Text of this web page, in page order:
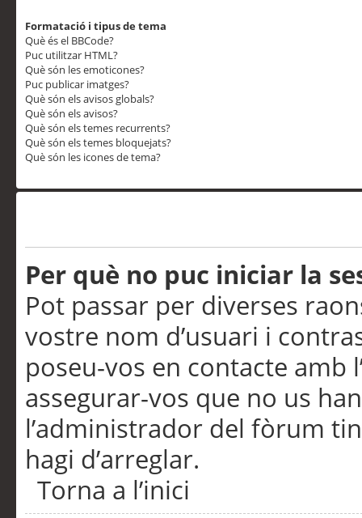
Formatació i tipus de tema
Què és el BBCode?
Puc utilitzar HTML?
Què són les emoticones?
Puc publicar imatges?
Què són els avisos globals?
Què són els avisos?
Què són els temes recurrents?
Què són els temes bloquejats?
Què són les icones de tema?
Per què no puc iniciar la
Pot passar per diverses
vostre nom d’usuari i
poseu-vos en contacte
assegurar-vos que no us
l’administrador del fòrum
hagi d’arreglar.
Torna a l’inici